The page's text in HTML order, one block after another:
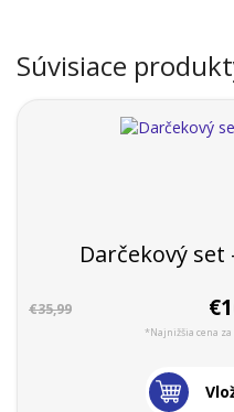
Súvisiace
Darčekový set
€35,99
*Najnižšia cena za